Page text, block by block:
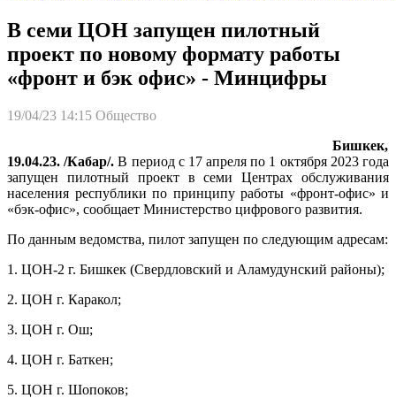
В семи ЦОН запущен пилотный
проект по новому формату работы
«фронт и бэк офис» - Минцифры
19/04/23 14:15 Общество
Бишкек,
19.04.23. /Кабар/. В период с 17 апреля по 1 октября 2023 года
запущен пилотный проект в семи Центрах обслуживания
населения республики по принципу работы «фронт-офис» и
«бэк-офис», сообщает Министерство цифрового развития.
По данным ведомства, пилот запущен по следующим адресам:
1. ЦОН-2 г. Бишкек (Свердловский и Аламудунский районы);
2. ЦОН г. Каракол;
3. ЦОН г. Ош;
4. ЦОН г. Баткен;
5. ЦОН г. Шопоков;